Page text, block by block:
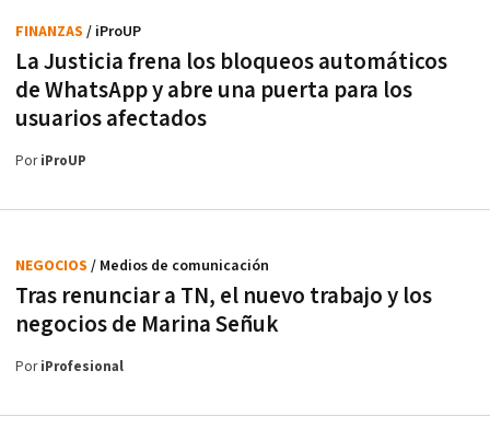
La Justicia frena los bloqueos automáticos
de WhatsApp y abre una puerta para los
usuarios afectados
FINANZAS / iProUP
PoriProUP
Tras renunciar a TN, el nuevo trabajo y los
negocios de Marina Señuk
NEGOCIOS / Medios de comunicación
PoriProfesional